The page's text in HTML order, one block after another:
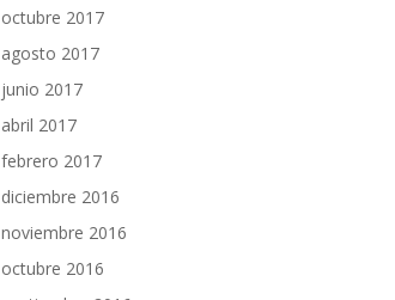
octubre 2017
agosto 2017
junio 2017
abril 2017
febrero 2017
diciembre 2016
noviembre 2016
octubre 2016